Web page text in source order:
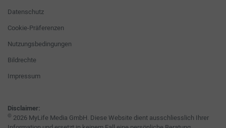
Datenschutz
Cookie-Präferenzen
Nutzungsbedingungen
Bildrechte
Impressum
Disclaimer:
© 2026 MyLife Media GmbH. Diese Website dient ausschliesslich Ihrer